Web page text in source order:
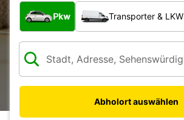
Welche Art von Fahrzeug?
Pkw Transporter & LKW
Abholort auswählen